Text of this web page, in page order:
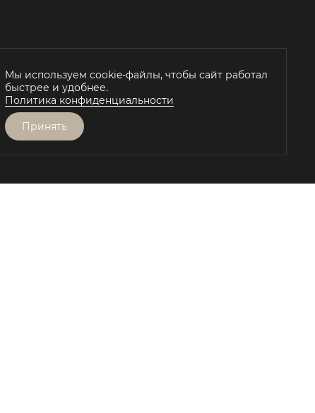
Мы используем cookie-файлы, чтобы сайт работал
быстрее и удобнее.
Политика конфиденциальности
Принять